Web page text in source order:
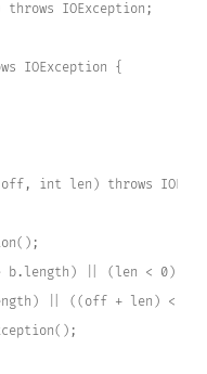
IOException;
IOException {
int len) throws
|| (len < 0) ||
((off + len) < 0))